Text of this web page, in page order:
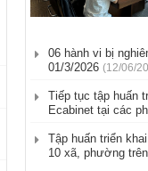
06 hành vi bị
01/3/2026 (12/06/
Tiếp tục tập huấn
Ecabinet tại các
Tập huấn triển
10 xã, phường